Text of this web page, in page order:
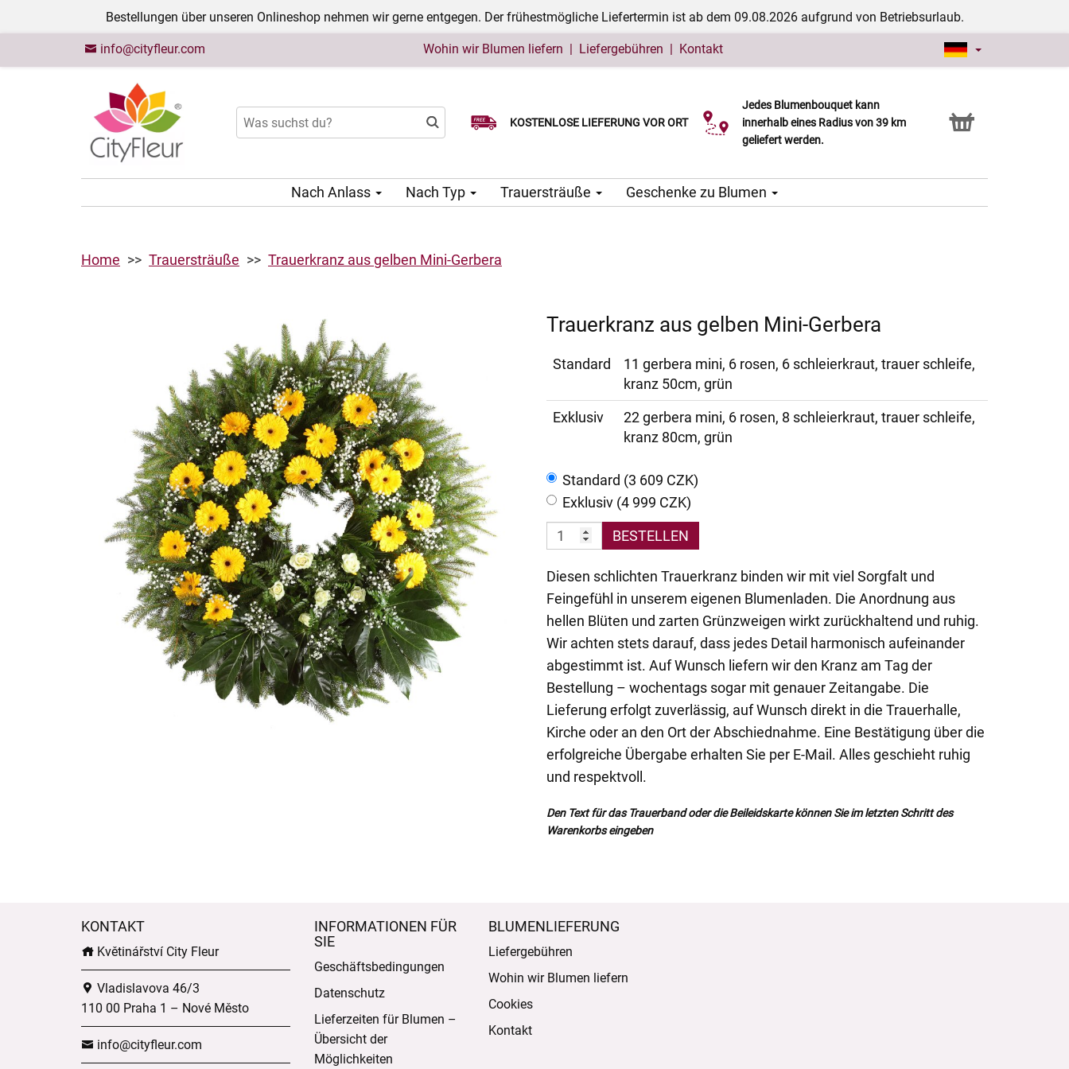
Bestellungen über unseren Onlineshop nehmen wir gerne entgegen. Der frühestmögliche Liefertermin ist ab dem 09.08.2026 aufgrund von Betriebsurlaub.
info@cityfleur.com Wohin wir Blumen liefern | Liefergebühren | Kontakt
KOSTENLOSE LIEFERUNG VOR ORT
Wählen Sie Ihr Lieferdatum
Jedes Blumenbouquet kann
innerhalb eines Radius von 39 km
geliefert werden.
Click & Collect Service
Nach Anlass Nach Typ Trauersträuße Geschenke zu Blumen
Home Trauersträuße Trauerkranz aus gelben Mini-Gerbera
Trauerkranz aus gelben Mini-Gerbera
Standard
11 gerbera mini, 6 rosen, 6 schleierkraut, trauer schleife,
kranz 50cm, grün
Exklusiv
22 gerbera mini, 6 rosen, 8 schleierkraut, trauer schleife,
kranz 80cm, grün
Standard (3 609 CZK)
Exklusiv (4 999 CZK)
BESTELLEN
Diesen schlichten Trauerkranz binden wir mit viel Sorgfalt und
Feingefühl in unserem eigenen Blumenladen. Die Anordnung aus
hellen Blüten und zarten Grünzweigen wirkt zurückhaltend und ruhig.
Wir achten stets darauf, dass jedes Detail harmonisch aufeinander
abgestimmt ist. Auf Wunsch liefern wir den Kranz am Tag der
Bestellung – wochentags sogar mit genauer Zeitangabe. Die
Lieferung erfolgt zuverlässig, auf Wunsch direkt in die Trauerhalle,
Kirche oder an den Ort der Abschiednahme. Eine Bestätigung über die
erfolgreiche Übergabe erhalten Sie per E-Mail. Alles geschieht ruhig
und respektvoll.
Den Text für das Trauerband oder die Beileidskarte können Sie im letzten Schritt des
Warenkorbs eingeben
KONTAKT
Květinářství City Fleur
Vladislavova 46/3
110 00 Praha 1 – Nové Město
info@cityfleur.com
INFORMATIONEN FÜR
SIE
Geschäftsbedingungen
Datenschutz
Lieferzeiten für Blumen –
Übersicht der
Möglichkeiten
BLUMENLIEFERUNG
Liefergebühren
Wohin wir Blumen liefern
Cookies
Kontakt